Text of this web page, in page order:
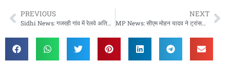
PREVIOUS
Sidhi News: गजरही गांव में रेलवे अतिक्रमण हटाओ अभियान, मकान ढहाए जाने पर मचा बवाल
NEXT
MP News: सीएम मोहन यादव ने ट्रांसफर की लाड़ली बहना योजना की 37वीं किस्त, करोड़ों की राशि जारी